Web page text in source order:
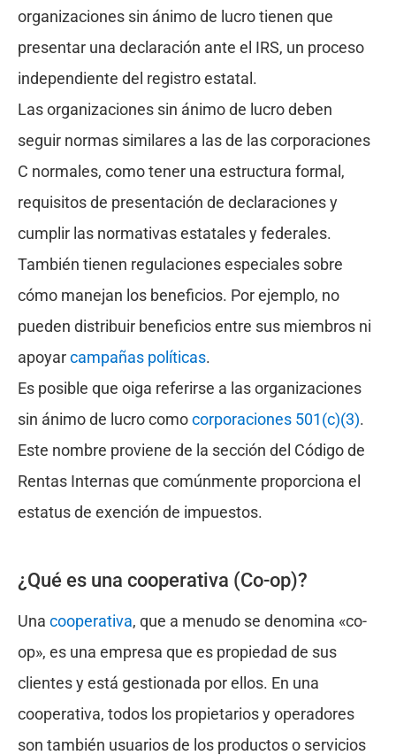
organizaciones sin ánimo de lucro tienen que
presentar una declaración ante el IRS, un proceso
independiente del registro estatal.
Las organizaciones sin ánimo de lucro deben
seguir normas similares a las de las corporaciones
C normales, como tener una estructura formal,
requisitos de presentación de declaraciones y
cumplir las normativas estatales y federales.
También tienen regulaciones especiales sobre
cómo manejan los beneficios. Por ejemplo, no
pueden distribuir beneficios entre sus miembros ni
apoyarcampañas políticas.
Es posible que oiga referirse a las organizaciones
sin ánimo de lucro comocorporaciones 501(c)(3).
Este nombre proviene de la sección del Código de
Rentas Internas que comúnmente proporciona el
estatus de exención de impuestos.
¿Qué es una cooperativa (Co-op)?
Una cooperativa, que a menudo se denomina «co-
op», es una empresa que es propiedad de sus
clientes y está gestionada por ellos. En una
cooperativa, todos los propietarios y operadores
son también usuarios de los productos o servicios